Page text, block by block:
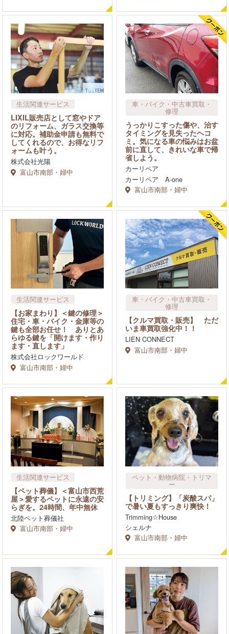
生活関連サービス
住宅・不動産
LIXIL販売店として窓やドア
のリフォーム、ガラス交換等
に対応。補助金申請も無料で
してくれるので、お得なリフ
ォームも叶う。
株式会社光陽
富山市南部・婦中
車​・バイク・中古車買取・
修理
うっかりこすった傷や、治す
タイミングを見失ったヘコ
ミ。気になる車の悩みはお盆
前に直して、きれいな車で帰
省しよう。
カーリペア
カーリペア A-one
富山市南部・婦中
生活関連サービス
車​・バイク・中古車買取・
修理
【お家まわり】＜鍵の修理＞
住宅・車・バイク・金庫等の
鍵も全部お任せ！ ありとあ
らゆる鍵を「開けます・作り
ます・直します」
株式会社ロックワールド
富山市南部・婦中
車​・バイク・中古車買取・
修理
【クルマ買取・販売】 ただ
いま車買取強化中！！
LIEN CONNECT
富山市南部・婦中
生活関連サービス
ペット・動物病院・トリマ
ー
式場、ドレス、葬儀場、葬
祭セレモニー
【ペット葬儀】＜富山市西荒
屋＞愛するペットに永遠の安
らぎを。24時間、年中無休
北陸ペット葬儀社
富山市南部・婦中
ペット・動物病院・トリマ
ー
【トリミング】「炭酸スパ」
で暑い夏もすっきり爽快！
Trimming☆House
シェルナ
富山市南部・婦中